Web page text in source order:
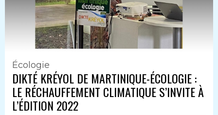
Écologie
DIKTÉ KRÉYOL DE MARTINIQUE-ÉCOLOGIE :
LE RÉCHAUFFEMENT CLIMATIQUE S’INVITE À
L’ÉDITION 2022